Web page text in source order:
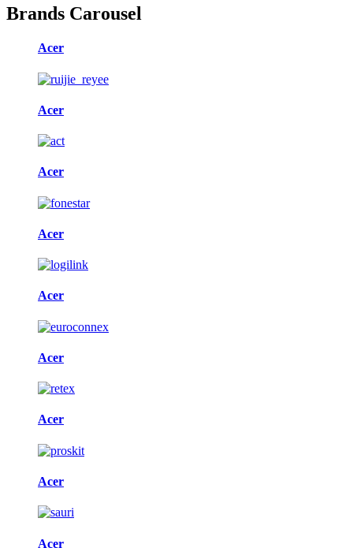
Brands Carousel
Acer
Acer
Acer
Acer
Acer
Acer
Acer
Acer
Acer